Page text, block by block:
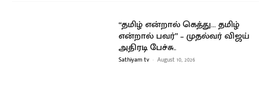
“தமிழ் என்றால் கெத்து… தமிழ்
என்றால் பவர்” – முதல்வர் விஜய்
அதிரடி பேச்சு..
Sathiyam tv - August 10, 2026